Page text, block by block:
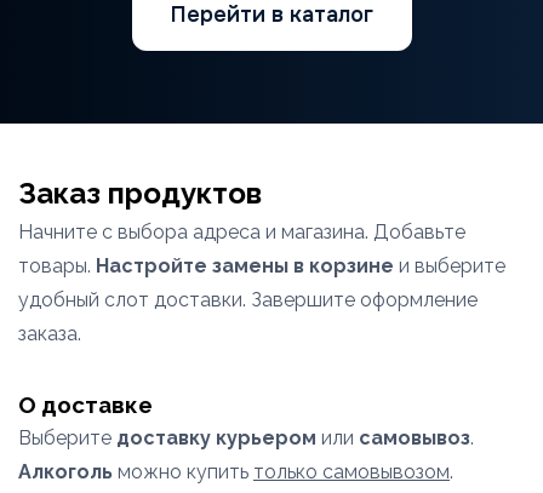
Перейти в каталог
Заказ продуктов
Начните с выбора адреса и магазина. Добавьте
товары. Настройте замены в корзине и выберите
удобный слот доставки. Завершите оформление
заказа.
О доставке
Выберите доставку курьером или самовывоз.
Алкоголь можно купить только самовывозом.